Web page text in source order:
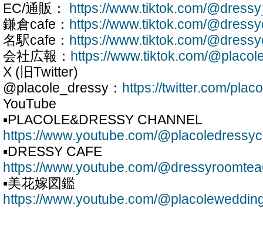
EC/通販：
https://www.tiktok.com/
鎌倉cafe： https://www.tiktok.com/
名駅cafe： https://www.tiktok.com/
会社広報： https://www.tiktok.com/
X (旧Twitter)
@placole_dressy： https://twitter.com/
YouTube
▪PLACOLE&DRESSY CHANNEL
https://www.youtube.com/
▪DRESSY CAFE
https://www.youtube.com/
▪美花嫁図鑑
https://www.youtube.com/